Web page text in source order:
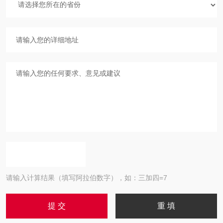
请输入计算结果（填写阿拉伯数字），如：三加四=7